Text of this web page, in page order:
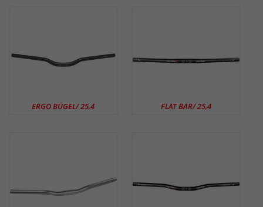
ERGO BÜGEL/ 25,4 FLAT BAR/ 25,4